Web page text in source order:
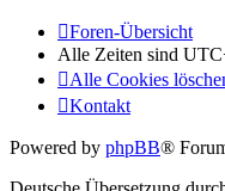
Foren-Übersicht
Alle Zeiten sind
Alle Cookies
Kontakt
Powered by phpBB®